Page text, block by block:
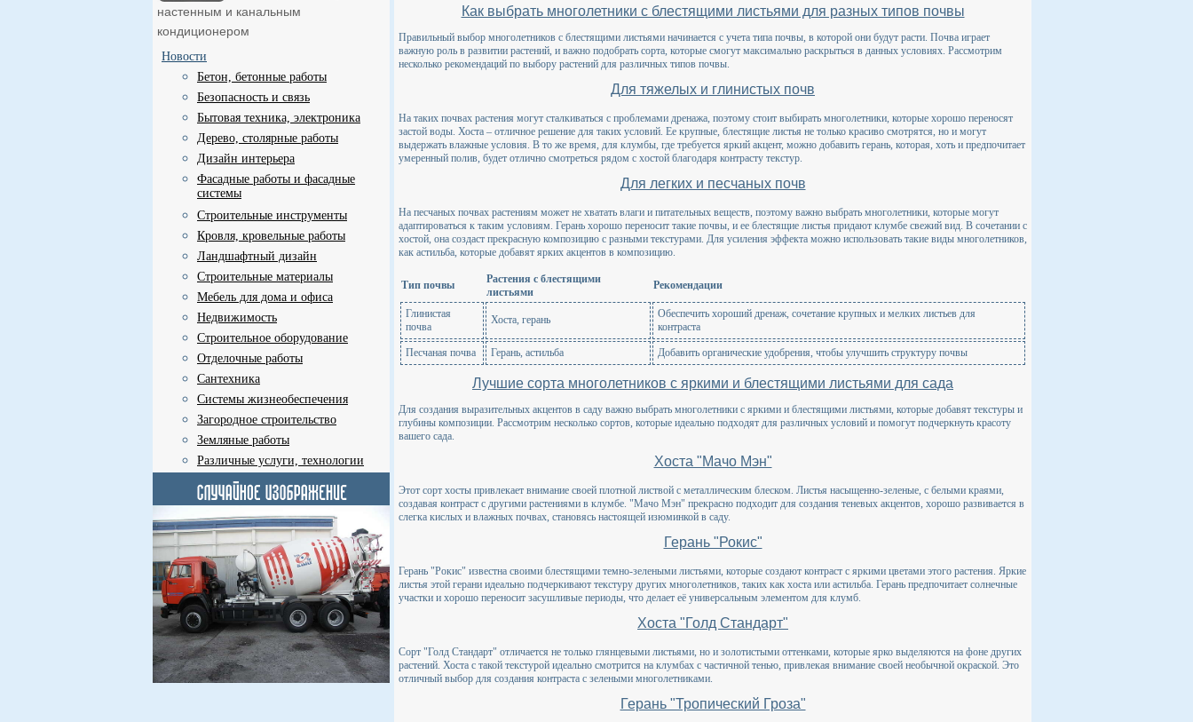
настенным и канальным
кондиционером
Новости
Бетон, бетонные работы
Безопасность и связь
Бытовая техника, электроника
Дерево, столярные работы
Дизайн интерьера
Фасадные работы и фасадные
системы
Строительные инструменты
Кровля, кровельные работы
Ландшафтный дизайн
Строительные материалы
Мебель для дома и офиса
Недвижимость
Строительное оборудование
Отделочные работы
Сантехника
Системы жизнеобеспечения
Загородное строительство
Земляные работы
Различные услуги, технологии
Как выбрать многолетники с блестящими листьями для разных типов почвы
Правильный выбор многолетников с блестящими листьями начинается с учета типа почвы, в которой они будут расти. Почва играет
важную роль в развитии растений, и важно подобрать сорта, которые смогут максимально раскрыться в данных условиях. Рассмотрим
несколько рекомендаций по выбору растений для различных типов почвы.
Для тяжелых и глинистых почв
На таких почвах растения могут сталкиваться с проблемами дренажа, поэтому стоит выбирать многолетники, которые хорошо переносят
застой воды. Хоста – отличное решение для таких условий. Ее крупные, блестящие листья не только красиво смотрятся, но и могут
выдержать влажные условия. В то же время, для клумбы, где требуется яркий акцент, можно добавить герань, которая, хоть и предпочитает
умеренный полив, будет отлично смотреться рядом с хостой благодаря контрасту текстур.
Для легких и песчаных почв
На песчаных почвах растениям может не хватать влаги и питательных веществ, поэтому важно выбрать многолетники, которые могут
адаптироваться к таким условиям. Герань хорошо переносит такие почвы, и ее блестящие листья придают клумбе свежий вид. В сочетании с
хостой, она создаст прекрасную композицию с разными текстурами. Для усиления эффекта можно использовать такие виды многолетников,
как астильба, которые добавят ярких акцентов в композицию.
Тип почвы
Растения с блестящими
листьями
Рекомендации
Глинистая
почва
Хоста, герань
Обеспечить хороший дренаж, сочетание крупных и мелких листьев для
контраста
Песчаная почва Герань, астильба Добавить органические удобрения, чтобы улучшить структуру почвы
Лучшие сорта многолетников с яркими и блестящими листьями для сада
Для создания выразительных акцентов в саду важно выбрать многолетники с яркими и блестящими листьями, которые добавят текстуры и
глубины композиции. Рассмотрим несколько сортов, которые идеально подходят для различных условий и помогут подчеркнуть красоту
вашего сада.
Хоста "Мачо Мэн"
Этот сорт хосты привлекает внимание своей плотной листвой с металлическим блеском. Листья насыщенно-зеленые, с белыми краями,
создавая контраст с другими растениями в клумбе. "Мачо Мэн" прекрасно подходит для создания теневых акцентов, хорошо развивается в
слегка кислых и влажных почвах, становясь настоящей изюминкой в саду.
Герань "Рокис"
Герань "Рокис" известна своими блестящими темно-зелеными листьями, которые создают контраст с яркими цветами этого растения. Яркие
листья этой герани идеально подчеркивают текстуру других многолетников, таких как хоста или астильба. Герань предпочитает солнечные
участки и хорошо переносит засушливые периоды, что делает её универсальным элементом для клумб.
Хоста "Голд Стандарт"
Сорт "Голд Стандарт" отличается не только глянцевыми листьями, но и золотистыми оттенками, которые ярко выделяются на фоне других
растений. Хоста с такой текстурой идеально смотрится на клумбах с частичной тенью, привлекая внимание своей необычной окраской. Это
отличный выбор для создания контраста с зелеными многолетниками.
Герань "Тропический Гроза"